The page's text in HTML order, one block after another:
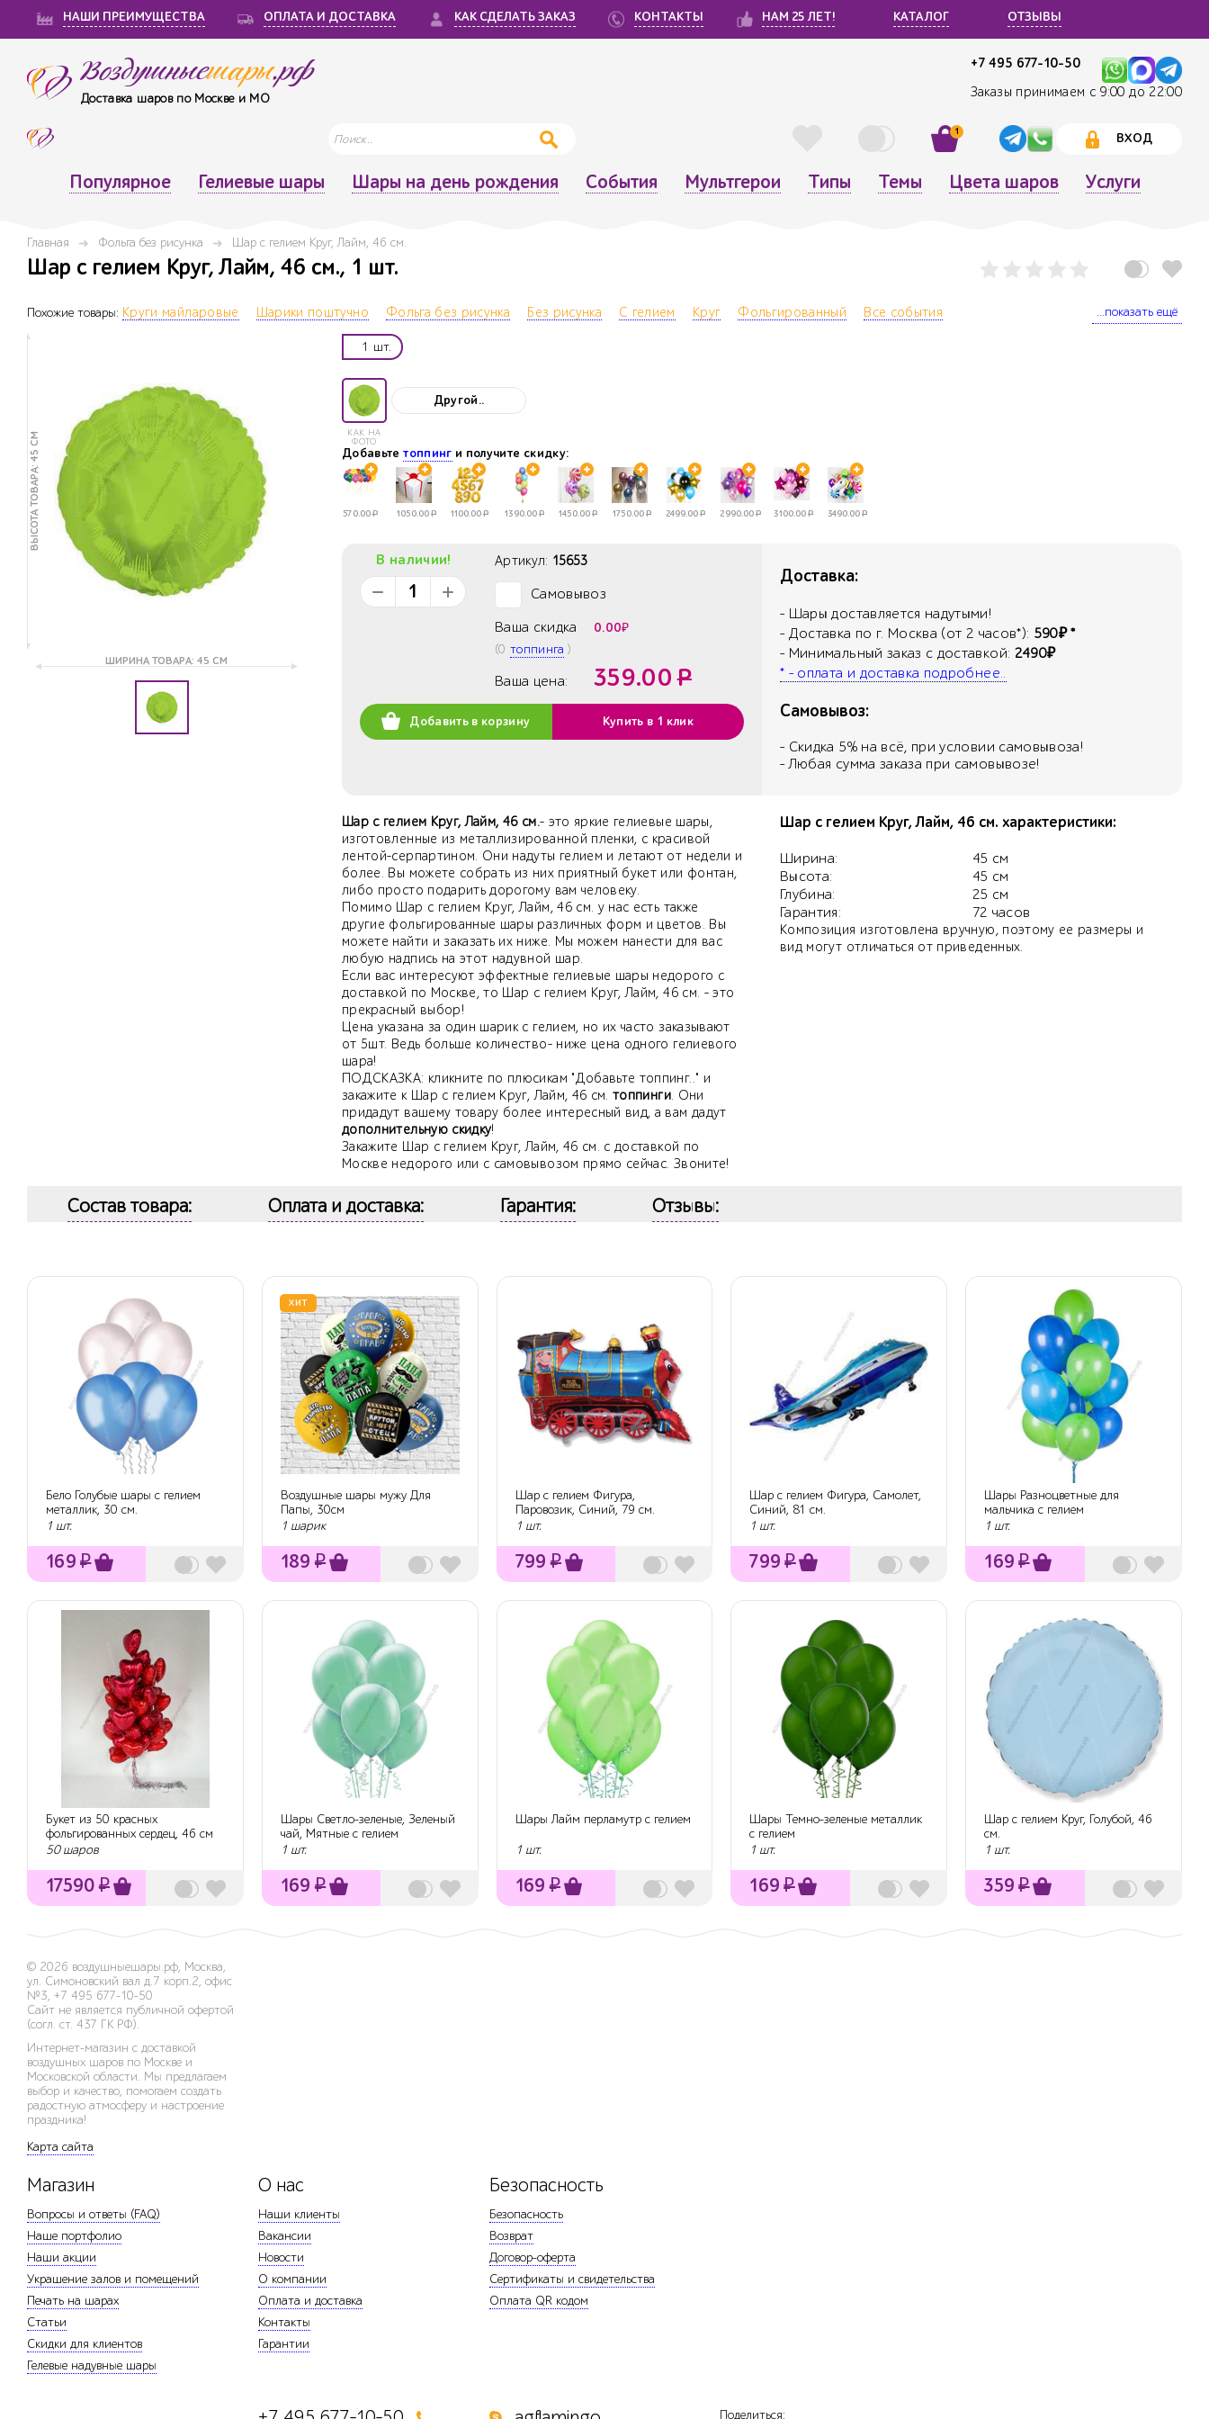
НАШИ ПРЕИМУЩЕСТВА ОПЛАТА И ДОСТАВКА КАК СДЕЛАТЬ ЗАКАЗ КОНТАКТЫ НАМ 25 ЛЕТ! КАТАЛОГ ОТЗЫВЫ
Воздушныешары.рф
Доставка шаров по Москве и МО
+7 495 677-10-50
Заказы принимаем с 9:00 до 22:00
1
ВХОД
Популярное Гелиевые шары Шары на день рождения События Мультгерои Типы Темы Цвета шаров Услуги
Главная Фольга без рисунка Шар с гелием Круг, Лайм, 46 см.
Шар с гелием Круг, Лайм, 46 см., 1 шт.
...показать ещё
Похожие товары: Круги майларовые Шарики поштучно Фольга без рисунка Без рисунка С гелием Круг Фольгированный Все события
ВЫСОТА ТОВАРА: 45 СМ
ШИРИНА ТОВАРА: 45 СМ
1 шт.
КАК НА
ФОТО
Другой..
Добавьтетоппинг и получите скидку:
570.00Р 1050.00Р 1100.00Р 1390.00Р 1450.00Р 1750.00Р 2499.00Р 2990.00Р 3100.00Р 3490.00Р
В наличии! Артикул: 15653
Самовывоз
Ваша скидка 0.00₽
(0 топпинга )
Ваша цена: 359.00 Р
Добавить в корзину Купить в 1 клик
Доставка:
- Шары доставляется надутыми!
- Доставка по г. Москва (от 2 часов*): 590₽ *
- Минимальный заказ с доставкой: 2490₽
* - оплата и доставка подробнее..
Самовывоз:
- Скидка 5% на всё, при условии самовывоза!
- Любая сумма заказа при самовывозе!
Шар с гелием Круг, Лайм, 46 см.- это яркие гелиевые шары,
изготовленные из металлизированной пленки, с красивой
лентой-серпартином. Они надуты гелием и летают от недели и
более. Вы можете собрать из них приятный букет или фонтан,
либо просто подарить дорогому вам человеку.
Помимо Шар с гелием Круг, Лайм, 46 см. у нас есть также
другие фольгированные шары различных форм и цветов. Вы
можете найти и заказать их ниже. Мы можем нанести для вас
любую надпись на этот надувной шар.
Если вас интересуют эффектные гелиевые шары недорого с
доставкой по Москве, то Шар с гелием Круг, Лайм, 46 см. - это
прекрасный выбор!
Цена указана за один шарик с гелием, но их часто заказывают
от 5шт. Ведь больше количество- ниже цена одного гелиевого
шара!
ПОДСКАЗКА: кликните по плюсикам "Добавьте топпинг.." и
закажите к Шар с гелием Круг, Лайм, 46 см.топпинги. Они
придадут вашему товару более интересный вид, а вам дадут
дополнительную скидку!
Закажите Шар с гелием Круг, Лайм, 46 см. с доставкой по
Москве недорого или с самовывозом прямо сейчас. Звоните!
Шар с гелием Круг, Лайм, 46 см. характеристики:
Ширина:
Высота:
Глубина:
Гарантия:
45 см
45 см
25 см
72 часов
Композиция изготовлена вручную, поэтому ее размеры и
вид могут отличаться от приведенных.
Состав товара: Оплата и доставка: Гарантия: Отзывы:
Бело Голубые шары с гелием
металлик, 30 см.
1 шт.
169 ₽
ХИТ
Воздушные шары мужу Для
Папы, 30см
1 шарик
189 ₽
Шар с гелием Фигура,
Паровозик, Синий, 79 см.
1 шт.
799 ₽
Шар с гелием Фигура, Самолет,
Синий, 81 см.
1 шт.
799 ₽
Шары Разноцветные для
мальчика с гелием
1 шт.
169 ₽
Букет из 50 красных
фольгированных сердец, 46 см
50 шаров
17590₽
Шары Светло-зеленые, Зеленый
чай, Мятные с гелием
1 шт.
169 ₽
Шары Лайм перламутр с гелием
1 шт.
169 ₽
Шары Темно-зеленые металлик
с гелием
1 шт.
169 ₽
Шар с гелием Круг, Голубой, 46
см.
1 шт.
359 ₽
© 2026 воздушныешары.рф, Москва,
ул. Симоновский вал д.7 корп.2, офис
№3, +7 495 677-10-50
Сайт не является публичной офертой
(согл. ст. 437 ГК РФ).
Интернет-магазин с доставкой
воздушных шаров по Москве и
Московской области. Мы предлагаем
выбор и качество, помогаем создать
радостную атмосферу и настроение
праздника!
Карта сайта
Магазин
Вопросы и ответы (FAQ)
Наше портфолио
Наши акции
Украшение залов и помещений
Печать на шарах
Статьи
Скидки для клиентов
Гелевые надувные шары
О нас
Наши клиенты
Вакансии
Новости
О компании
Оплата и доставка
Контакты
Гарантии
Безопасность
Безопасность
Возврат
Договор-оферта
Сертификаты и свидетельства
Оплата QR кодом
Поделиться: